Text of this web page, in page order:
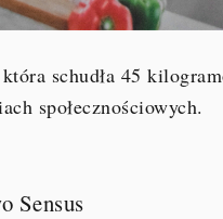
schudła 45
społecznościowych.
Sensus